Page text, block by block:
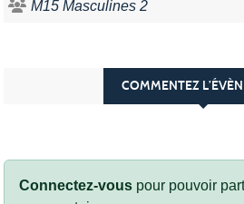
M15 Masculines 2
COMMENTEZ
Connectez-vous pour pouvoir